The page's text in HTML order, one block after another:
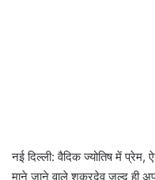
नई दिल्ली: वैदिक ज्योतिष में
माने जाने वाले शुक्रदेव जल्द ही